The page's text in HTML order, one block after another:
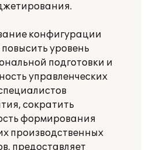
конфигурации
повысить уровень
подготовки и
управленческих
сократить
формирования
производственных
предоставляет